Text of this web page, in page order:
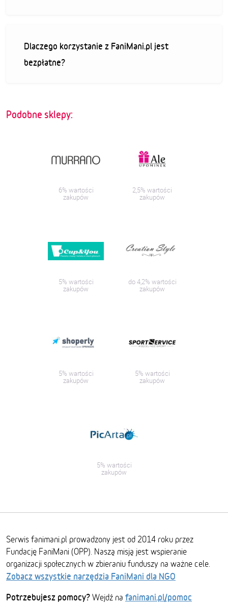
Dlaczego korzystanie z FaniMani.pl jest
bezpłatne?
Podobne sklepy:
6% wartości
zakupów
2,5% wartości
zakupów
5% wartości
zakupów
do 4,2% wartości
zakupów
5% wartości
zakupów
5% wartości
zakupów
5% wartości
zakupów
Serwis fanimani.pl prowadzony jest od 2014 roku przez
Fundację FaniMani (OPP). Naszą misją jest wspieranie
organizacji społecznych w zbieraniu funduszy na ważne cele.
Zobacz wszystkie narzędzia FaniMani dla NGO
Potrzebujesz pomocy? Wejdź na fanimani.pl/pomoc